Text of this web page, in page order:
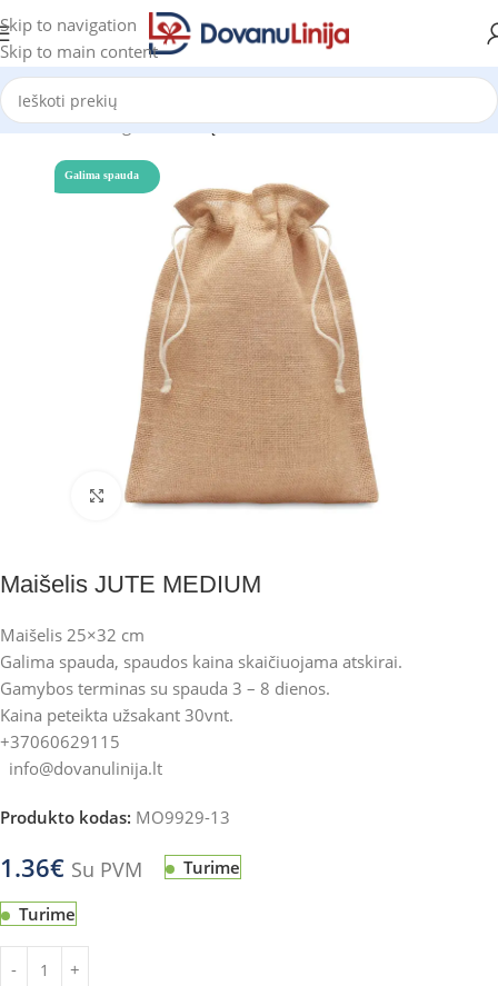
Skip to navigation
Skip to main content
Pradžia Katalogas Pirkinių maišeliai
Galima spauda
Click to enlarge
Maišelis JUTE MEDIUM
Maišelis 25×32 cm
Galima spauda, spaudos kaina skaičiuojama atskirai.
Gamybos terminas su spauda 3 – 8 dienos.
Kaina peteikta užsakant 30vnt.
+37060629115
info@dovanulinija.lt
Produkto kodas: MO9929-13
1.36€ Su PVM Turime
Turime